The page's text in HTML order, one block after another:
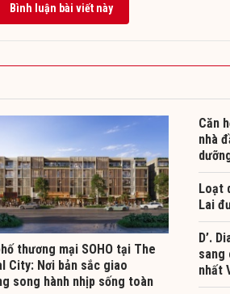
Bình luận bài viết này
thương mại SOHO tại The
City: Nơi bản sắc giao
song hành nhịp sống toàn
Căn
nhà
Loạt
Lai
D’.
sang
nhất